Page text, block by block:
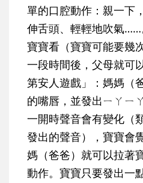
單的口腔動作：親一下
伸舌頭、輕輕地吹氣
寶寶看（寶寶可能要幾
一段時間後，父母就可
第安人遊戲」：媽媽（
的嘴唇，並發出ㄧㄚㄧ
一開時聲音會有變化（
發出的聲音），寶寶會
媽（爸爸）就可以拉著
動作。寶寶只要發出一